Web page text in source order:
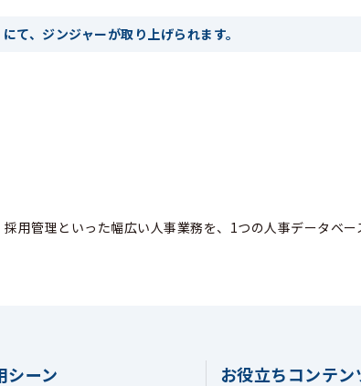
て、ジンジャーが取り上げられます。
管理といった幅広い人事業務を、1つの人事データベー
シーン
お役立ちコンテン